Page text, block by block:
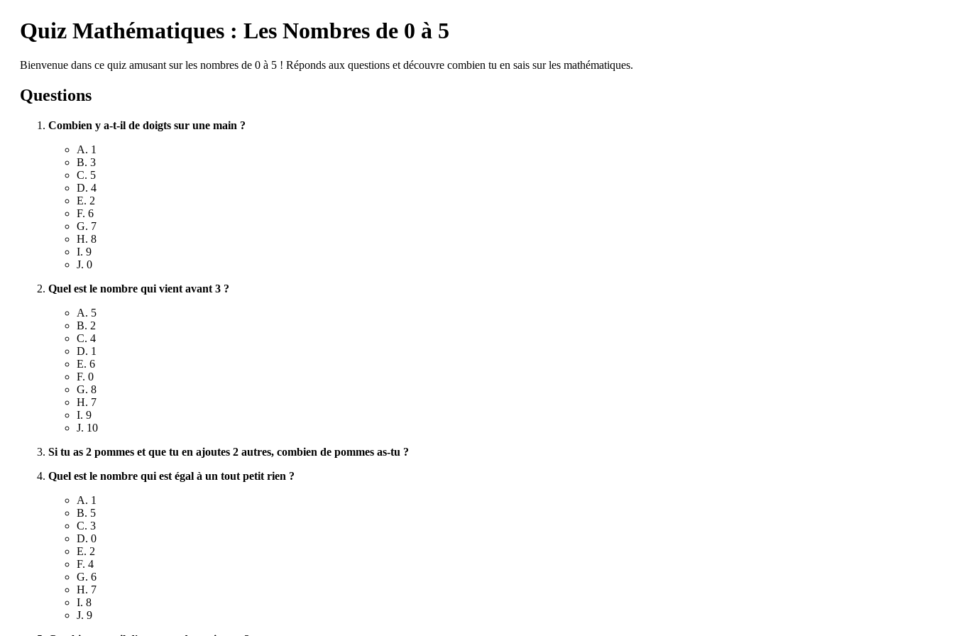
Quiz Mathématiques : Les Nombres de 0 à 5
Bienvenue dans ce quiz amusant sur les nombres de 0 à 5 ! Réponds aux questions et découvre combien tu en sais sur les mathématiques.
Questions
Combien y a-t-il de doigts sur une main ?
A. 1
B. 3
C. 5
D. 4
E. 2
F. 6
G. 7
H. 8
I. 9
J. 0
Quel est le nombre qui vient avant 3 ?
A. 5
B. 2
C. 4
D. 1
E. 6
F. 0
G. 8
H. 7
I. 9
J. 10
Si tu as 2 pommes et que tu en ajoutes 2 autres, combien de pommes as-tu ?
Quel est le nombre qui est égal à un tout petit rien ?
A. 1
B. 5
C. 3
D. 0
E. 2
F. 4
G. 6
H. 7
I. 8
J. 9